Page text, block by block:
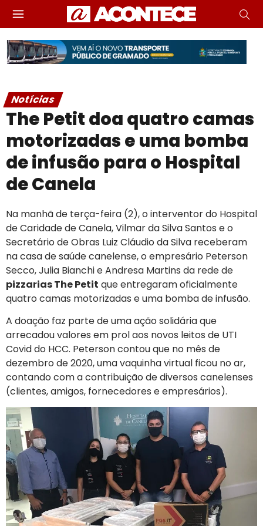
Notícias
The Petit doa quatro camas
motorizadas e uma bomba
de infusão para o Hospital
de Canela
Na manhã de terça-feira (2), o interventor do Hospital
de Caridade de Canela, Vilmar da Silva Santos e o
Secretário de Obras Luiz Cláudio da Silva receberam
na casa de saúde canelense, o empresário Peterson
Secco, Julia Bianchi e Andresa Martins da rede de
pizzarias The Petit que entregaram oficialmente
quatro camas motorizadas e uma bomba de infusão.
A doação faz parte de uma ação solidária que
arrecadou valores em prol aos novos leitos de UTI
Covid do HCC. Peterson contou que no mês de
dezembro de 2020, uma vaquinha virtual ficou no ar,
contando com a contribuição de diversos canelenses
(clientes, amigos, fornecedores e empresários).